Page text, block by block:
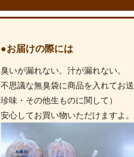
●お届けの際には
臭いが漏れない。汁が漏れない。
不思議な無臭袋に商品を入れてお
珍味・その他生ものに関して）
安心してお買い物いただけますよ。